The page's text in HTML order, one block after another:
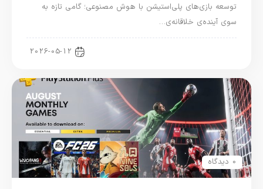
توسعه بازی‌های پلی‌استیشن با هوش مصنوعی؛ گامی تازه به
سوی آینده‌ی خلاقانه‌ی…
2026-05-12
0 دیدگاه